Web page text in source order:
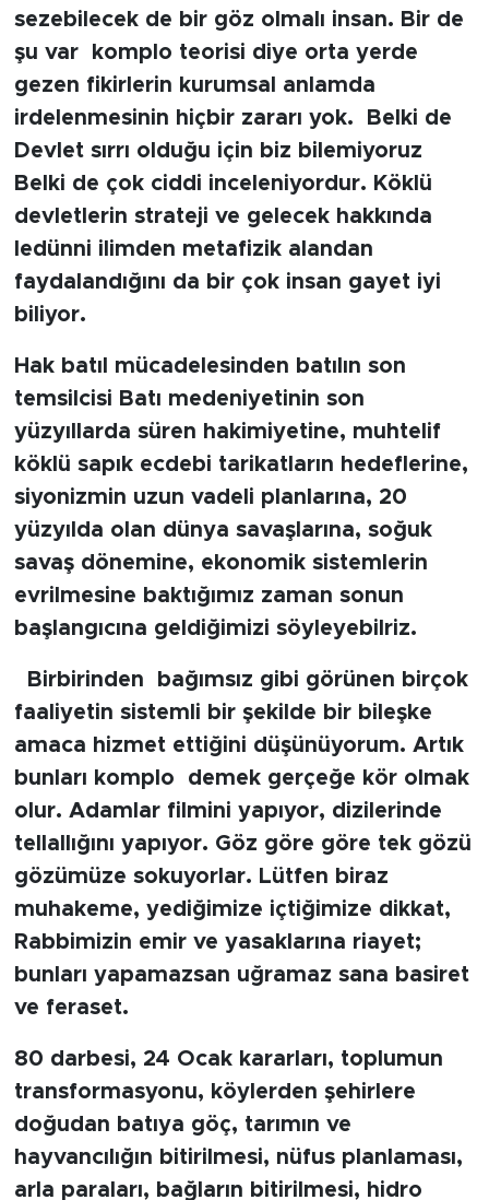
sezebilecek de bir göz olmalı insan. Bir de
şu var komplo teorisi diye orta yerde
gezen fikirlerin kurumsal anlamda
irdelenmesinin hiçbir zararı yok. Belki de
Devlet sırrı olduğu için biz bilemiyoruz
Belki de çok ciddi inceleniyordur. Köklü
devletlerin strateji ve gelecek hakkında
ledünni ilimden metafizik alandan
faydalandığını da bir çok insan gayet iyi
biliyor.
Hak batıl mücadelesinden batılın son
temsilcisi Batı medeniyetinin son
yüzyıllarda süren hakimiyetine, muhtelif
köklü sapık ecdebi tarikatların hedeflerine,
siyonizmin uzun vadeli planlarına, 20
yüzyılda olan dünya savaşlarına, soğuk
savaş dönemine, ekonomik sistemlerin
evrilmesine baktığımız zaman sonun
başlangıcına geldiğimizi söyleyebilriz.
Birbirinden bağımsız gibi görünen birçok
faaliyetin sistemli bir şekilde bir bileşke
amaca hizmet ettiğini düşünüyorum. Artık
bunları komplo demek gerçeğe kör olmak
olur. Adamlar filmini yapıyor, dizilerinde
tellallığını yapıyor. Göz göre göre tek gözü
gözümüze sokuyorlar. Lütfen biraz
muhakeme, yediğimize içtiğimize dikkat,
Rabbimizin emir ve yasaklarına riayet;
bunları yapamazsan uğramaz sana basiret
ve feraset.
80 darbesi, 24 Ocak kararları, toplumun
transformasyonu, köylerden şehirlere
doğudan batıya göç, tarımın ve
hayvancılığın bitirilmesi, nüfus planlaması,
arla paraları, bağların bitirilmesi, hidro
SOSYAL MEDYA